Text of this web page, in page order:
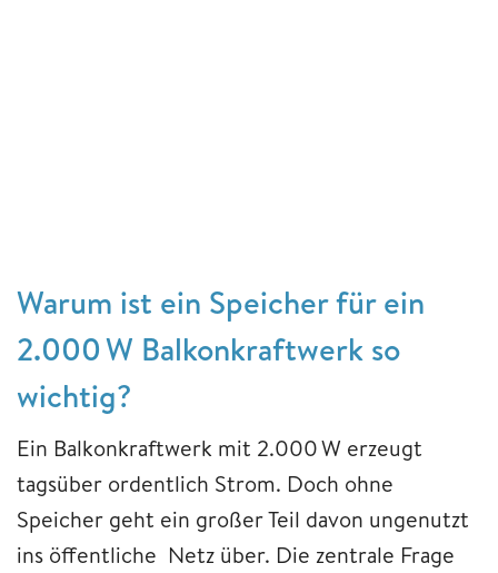
Warum ist ein Speicher für ein
2.000 W Balkonkraftwerk so
wichtig?
Ein Balkonkraftwerk mit 2.000 W erzeugt
tagsüber ordentlich Strom. Doch ohne
Speicher geht ein großer Teil davon ungenutzt
ins öffentliche Netz über. Die zentrale Frage